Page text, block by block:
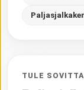
TULE